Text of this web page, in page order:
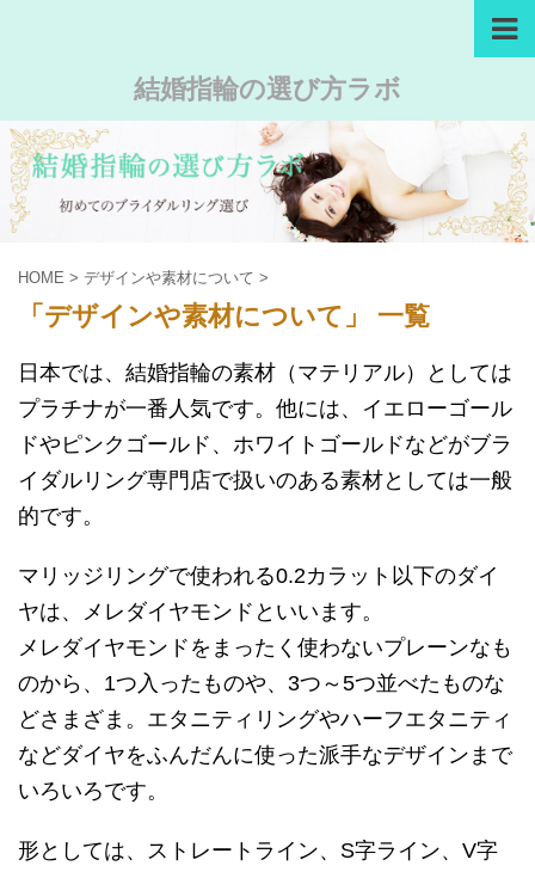
結婚指輪の選び方ラボ
HOME > デザインや素材について >
「デザインや素材について」 一覧
日本では、結婚指輪の素材（マテリアル）としては
プラチナが一番人気です。他には、イエローゴール
ドやピンクゴールド、ホワイトゴールドなどがブラ
イダルリング専門店で扱いのある素材としては一般
的です。
マリッジリングで使われる0.2カラット以下のダイ
ヤは、メレダイヤモンドといいます。
メレダイヤモンドをまったく使わないプレーンなも
のから、1つ入ったものや、3つ～5つ並べたものな
どさまざま。エタニティリングやハーフエタニティ
などダイヤをふんだんに使った派手なデザインまで
いろいろです。
形としては、ストレートライン、S字ライン、V字